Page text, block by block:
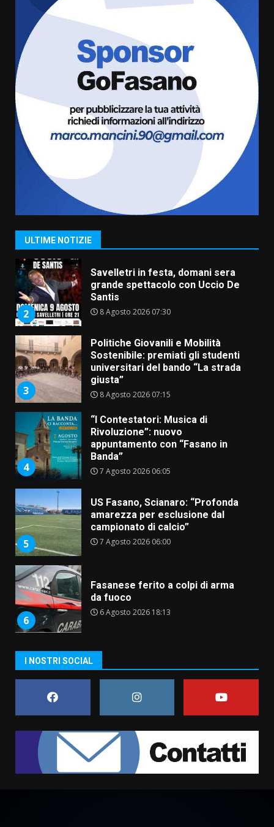
ULTIME NOTIZIE
6 Agosto 2026 18:13
7
Carta d’identità: continua il piano
di aperture straordinarie del
Comune di Fasano
6 Agosto 2026 14:16
La Banda Città di Fasano apre
ufficialmente la Festa di
Savelletri
8 Agosto 2026 11:00
2
Savelletri in festa, domani sera
grande spettacolo con Uccio De
Santis
3
Politiche Giovanili e Mobilità
Sostenibile: premiati gli studenti
universitari del bando “La strada
giusta”
4
“I Contestatori: Musica di
Rivoluzione”: nuovo
appuntamento con “Fasano in
Banda”
5
US Fasano, Scianaro: “Profonda
amarezza per esclusione dal
campionato di calcio”
7 Agosto 2026 06:00
6
Fasanese ferito a colpi di arma
da fuoco
6 Agosto 2026 18:13
7
Carta d’identità: continua il piano
di aperture straordinarie del
Comune di Fasano
La Banda Città di Fasano apre
ufficialmente la Festa di
8 Agosto 2026 11:00
Savelletri in festa, domani sera
grande spettacolo con Uccio De
Santis
I NOSTRI SOCIAL